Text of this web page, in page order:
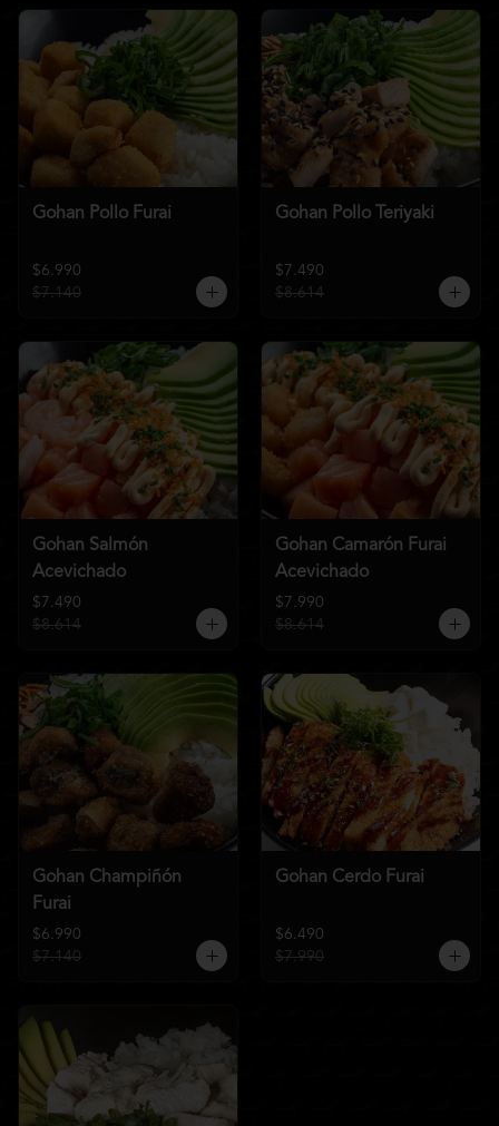
Gohan Pollo Furai
$6.990
$7.140
Gohan Pollo Teriyaki
$7.490
$8.614
Gohan Salmón
Acevichado
$7.490
$8.614
Gohan Camarón Furai
Acevichado
$7.990
$8.614
Gohan Champiñón
Furai
$6.990
$7.140
Gohan Cerdo Furai
$6.490
$7.990